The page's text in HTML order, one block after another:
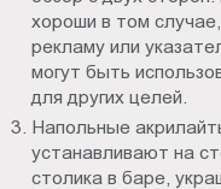
хороши в том
рекламу или
могут быть
для других целей.
Напольные
устанавливают на
столика в баре,